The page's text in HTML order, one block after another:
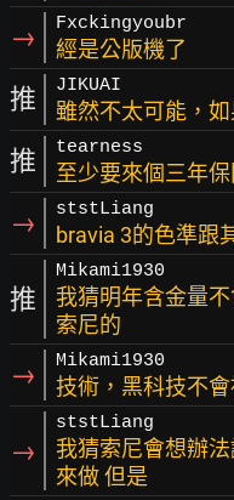
→ Fxckingyoubr
經是公版機了
推 JIKUAI
雖然不太可能，
推 tearness
至少要來個三年
→ ststLiang
bravia 3的色準跟
推
Mikami1930
我猜明年含金量
索尼的
→ Mikami1930
技術，黑科技不
→
ststLiang
我猜索尼會想辦
來做 但是